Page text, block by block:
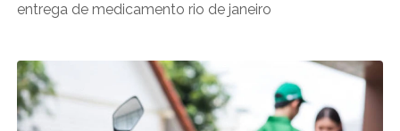
entrega de medicamento rio de janeiro